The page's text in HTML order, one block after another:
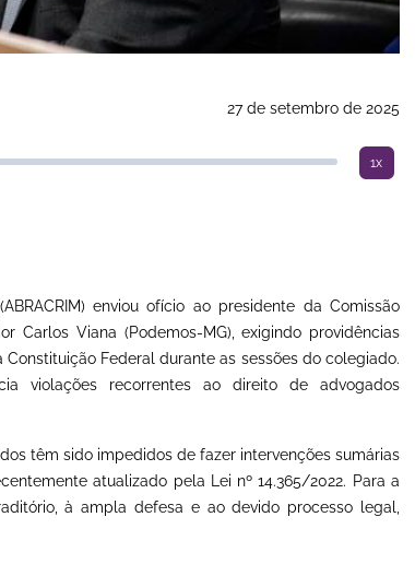
27 de setembro de 2025
1x
enviou ofício ao presidente da Comissão
Carlos Viana (Podemos-MG), exigindo providências
Federal durante as sessões do colegiado.
violações recorrentes ao direito de advogados
têm sido impedidos de fazer intervenções sumárias
atualizado pela Lei nº 14.365/2022. Para a
à ampla defesa e ao devido processo legal,